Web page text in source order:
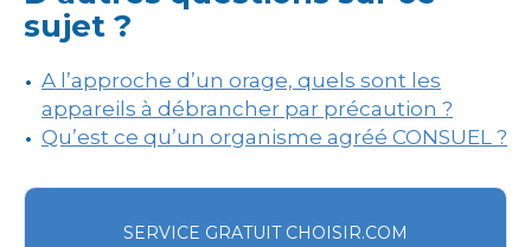
sujet ?
A l’approche d’un orage, quels sont les
appareils à débrancher par précaution ?
Qu’est ce qu’un organisme agréé CONSUEL ?
SERVICE GRATUIT CHOISIR.COM